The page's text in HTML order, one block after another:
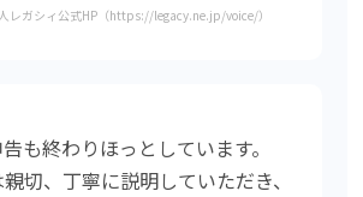
レガシィ公式HP（https://legacy.ne.jp/voice/）
も終わりほっとしています。
切、丁寧に説明していただき、